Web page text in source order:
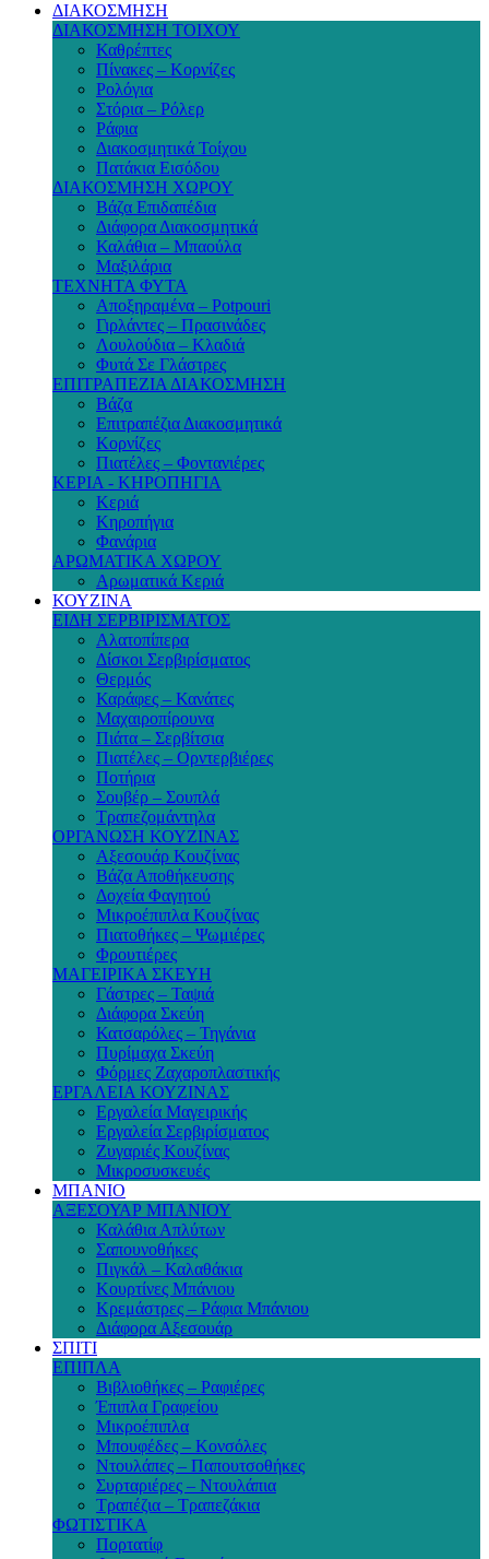
ΔΙΑΚΟΣΜΗΣΗ
ΔΙΑΚΟΣΜΗΣΗ ΤΟΙΧΟΥ
Καθρέπτες
Πίνακες – Κορνίζες
Ρολόγια
Στόρια – Ρόλερ
Ράφια
Διακοσμητικά Τοίχου
Πατάκια Εισόδου
ΔΙΑΚΟΣΜΗΣΗ ΧΩΡΟΥ
Βάζα Επιδαπέδια
Διάφορα Διακοσμητικά
Καλάθια – Μπαούλα
Μαξιλάρια
ΤΕΧΝΗΤΑ ΦΥΤΑ
Αποξηραμένα – Potpouri
Γιρλάντες – Πρασινάδες
Λουλούδια – Κλαδιά
Φυτά Σε Γλάστρες
ΕΠΙΤΡΑΠΕΖΙΑ ΔΙΑΚΟΣΜΗΣΗ
Βάζα
Επιτραπέζια Διακοσμητικά
Κορνίζες
Πιατέλες – Φοντανιέρες
ΚΕΡΙΑ - ΚΗΡΟΠΗΓΙΑ
Κεριά
Κηροπήγια
Φανάρια
ΑΡΩΜΑΤΙΚΑ ΧΩΡΟΥ
Αρωματικά Κεριά
ΚΟΥΖΙΝΑ
ΕΙΔΗ ΣΕΡΒΙΡΙΣΜΑΤΟΣ
Αλατοπίπερα
Δίσκοι Σερβιρίσματος
Θερμός
Καράφες – Κανάτες
Μαχαιροπίρουνα
Πιάτα – Σερβίτσια
Πιατέλες – Ορντερβιέρες
Ποτήρια
Σουβέρ – Σουπλά
Τραπεζομάντηλα
ΟΡΓΑΝΩΣΗ ΚΟΥΖΙΝΑΣ
Αξεσουάρ Κουζίνας
Βάζα Αποθήκευσης
Δοχεία Φαγητού
Μικροέπιπλα Κουζίνας
Πιατοθήκες – Ψωμιέρες
Φρουτιέρες
ΜΑΓΕΙΡΙΚΑ ΣΚΕΥΗ
Γάστρες – Ταψιά
Διάφορα Σκεύη
Κατσαρόλες – Τηγάνια
Πυρίμαχα Σκεύη
Φόρμες Ζαχαροπλαστικής
ΕΡΓΑΛΕΙΑ ΚΟΥΖΙΝΑΣ
Εργαλεία Μαγειρικής
Εργαλεία Σερβιρίσματος
Ζυγαριές Κουζίνας
Μικροσυσκευές
ΜΠΑΝΙΟ
ΑΞΕΣΟΥΑΡ ΜΠΑΝΙΟΥ
Καλάθια Απλύτων
Σαπουνοθήκες
Πιγκάλ – Καλαθάκια
Κουρτίνες Μπάνιου
Κρεμάστρες – Ράφια Μπάνιου
Διάφορα Αξεσουάρ
ΣΠΙΤΙ
ΕΠΙΠΛΑ
Βιβλιοθήκες – Ραφιέρες
Έπιπλα Γραφείου
Μικροέπιπλα
Μπουφέδες – Κονσόλες
Ντουλάπες – Παπουτσοθήκες
Συρταριέρες – Ντουλάπια
Τραπέζια – Τραπεζάκια
ΦΩΤΙΣΤΙΚΑ
Πορτατίφ